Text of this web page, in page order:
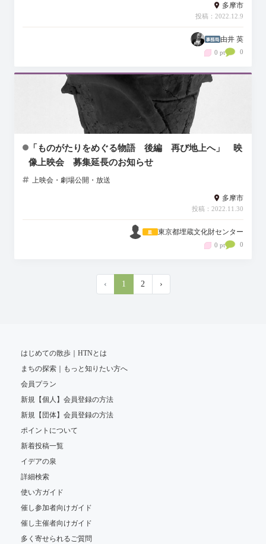
多摩市
投稿：2022.12.9
由井 英
0 pt 0
「ものがたりをめぐる物語 後編 再び地上へ」 映
像上映会 募集延長のお知らせ
上映会・劇場公開・放送
多摩市
投稿：2022.11.30
東京都埋蔵文化財センター
0 pt 0
‹ 1 2 ›
はじめての散歩｜HTNとは
まちの探索｜もっと知りたい方へ
会員プラン
新規【個人】会員登録の方法
新規【団体】会員登録の方法
ポイントについて
新着投稿一覧
イデアの泉
詳細検索
使い方ガイド
催し参加者向けガイド
催し主催者向けガイド
多く寄せられるご質問